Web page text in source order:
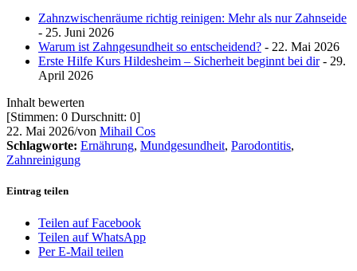
Zahnzwischenräume richtig reinigen: Mehr als nur Zahnseide
- 25. Juni 2026
Warum ist Zahngesundheit so entscheidend? - 22. Mai 2026
Erste Hilfe Kurs Hildesheim – Sicherheit beginnt bei dir- 29.
April 2026
Inhalt bewerten
[Stimmen: 0 Durschnitt: 0]
22. Mai 2026/von Mihail Cos
Schlagworte: Ernährung, Mundgesundheit, Parodontitis,
Zahnreinigung
Eintrag teilen
Teilen auf Facebook
Teilen auf WhatsApp
Per E-Mail teilen